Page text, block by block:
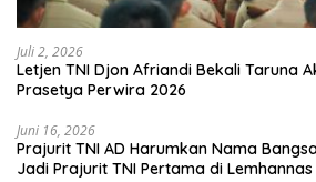
Juli 2, 2026
Letjen TNI Djon Afriandi Bekali Taruna
Prasetya Perwira 2026
Juni 16, 2026
Prajurit TNI AD Harumkan Nama
Jadi Prajurit TNI Pertama di